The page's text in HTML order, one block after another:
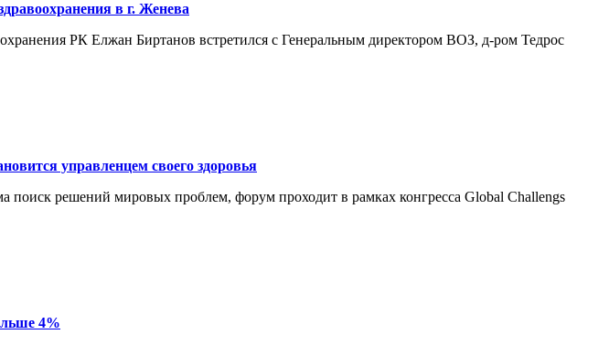
в г. Женева
РК Елжан Биртанов встретился с Генеральным директором ВОЗ, д-ром Тедрос
управленцем своего здоровья
поиск решений мировых проблем, форум проходит в рамках конгресса Global Challengs
4%